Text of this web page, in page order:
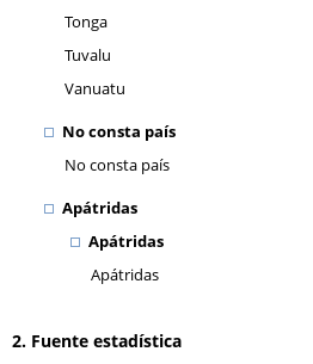
Tonga
Tuvalu
Vanuatu
No consta país
No consta país
Apátridas
Apátridas
Apátridas
2. Fuente estadística